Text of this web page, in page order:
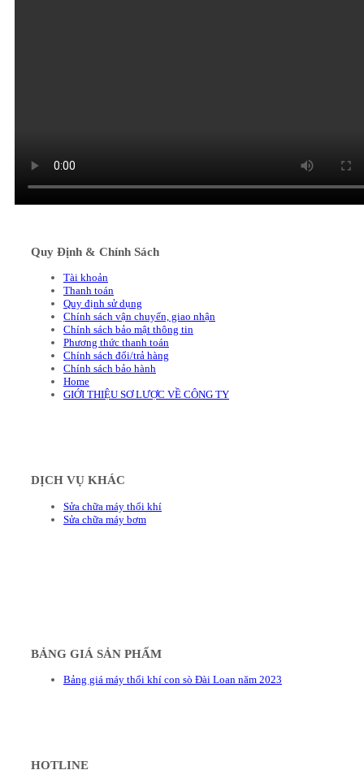
Quy Định & Chính Sách
Tài khoản
Thanh toán
Quy định sử dụng
Chính sách vận chuyển, giao nhận
Chính sách bảo mật thông tin
Phương thức thanh toán
Chính sách đổi/trả hàng
Chính sách bảo hành
Home
GIỚI THIỆU SƠ LƯỢC VỀ CÔNG TY
DỊCH VỤ KHÁC
Sửa chữa máy thổi khí
Sửa chữa máy bơm
BẢNG GIÁ SẢN PHẨM
Bảng giá máy thổi khí con sò Đài Loan năm 2023
HOTLINE